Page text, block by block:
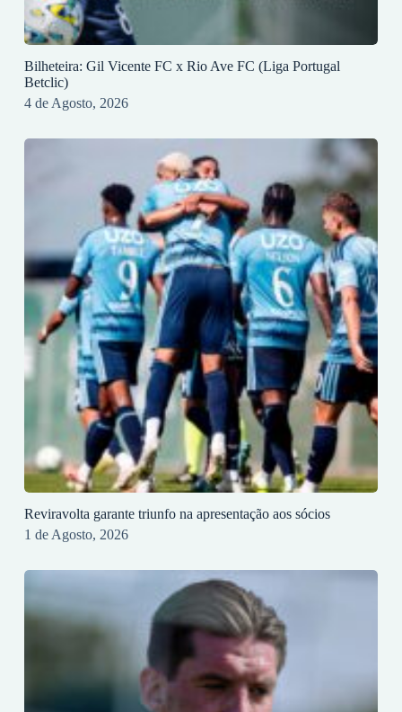
Bilheteira: Gil Vicente FC x Rio Ave FC (Liga Portugal
Betclic)
4 de Agosto, 2026
Reviravolta garante triunfo na apresentação aos sócios
1 de Agosto, 2026